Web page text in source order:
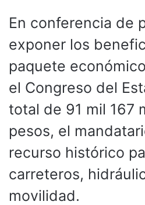
En conferencia de
exponer los
paquete
el Congreso del
total de 91 mil 167
pesos, el
recurso histórico
carreteros,
movilidad.